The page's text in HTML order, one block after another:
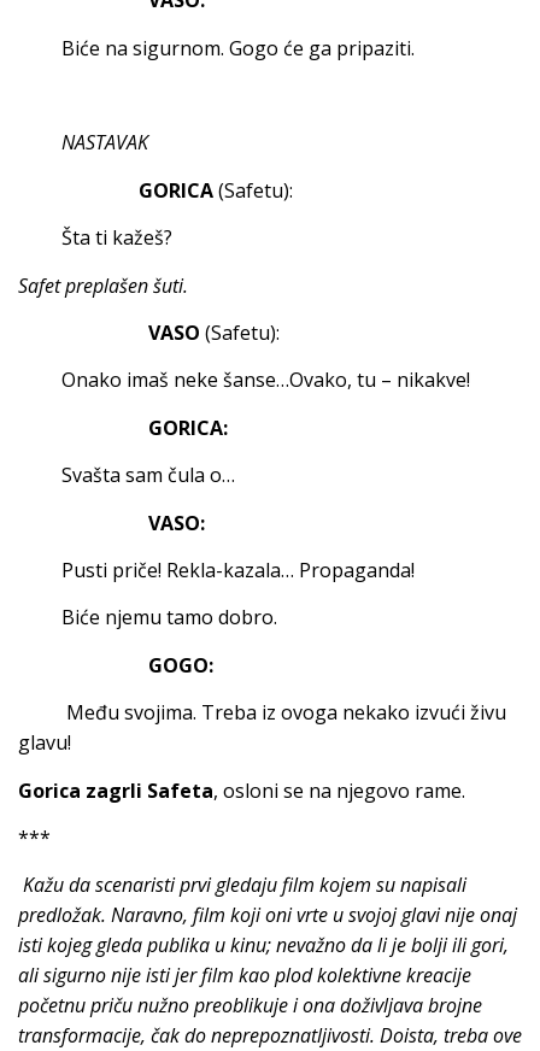
Biće na sigurnom. Gogo će ga pripaziti.
NASTAVAK
GORICA(Safetu):
Šta ti kažeš?
Safet preplašen šuti.
VASO (Safetu):
Onako imaš neke šanse…Ovako, tu – nikakve!
GORICA:
Svašta sam čula o…
VASO:
Pusti priče! Rekla-kazala… Propaganda!
Biće njemu tamo dobro.
GOGO:
Među svojima. Treba iz ovoga nekako izvući živu
glavu!
Gorica zagrli Safeta, osloni se na njegovo rame.
***
Kažu da scenaristi prvi gledaju film kojem su napisali
predložak. Naravno, film koji oni vrte u svojoj glavi nije onaj
isti kojeg gleda publika u kinu; nevažno da li je bolji ili gori,
ali sigurno nije isti jer film kao plod kolektivne kreacije
početnu priču nužno preoblikuje i ona doživljava brojne
transformacije, čak do neprepoznatljivosti. Doista, treba ove